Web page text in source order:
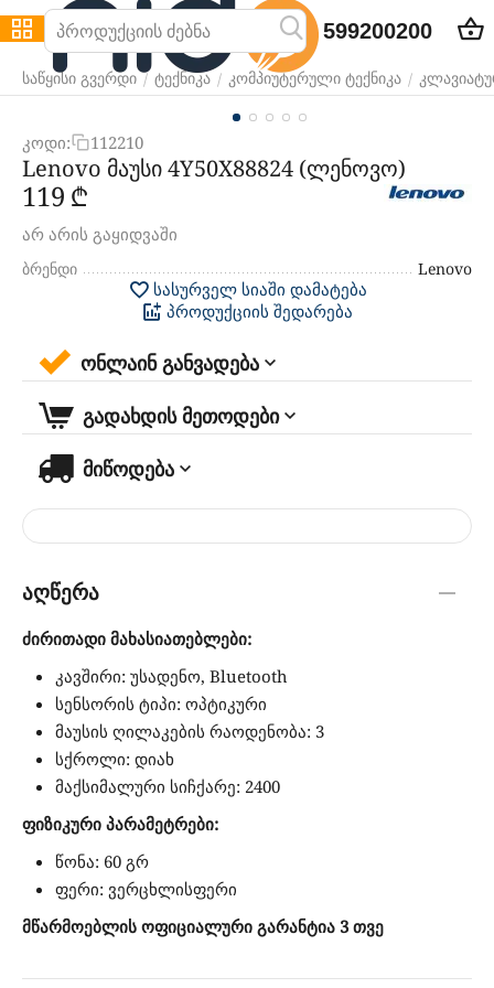
599200200
საწყისი გვერდი / ტექნიკა / კომპიუტერული ტექნიკა /
კოდი: 112210
Lenovo მაუსი 4Y50X88824 (ლენოვო)
‍119‍ ₾
არ არის გაყიდვაში
ბრენდი Lenovo
სასურველ სიაში დამატება
პროდუქციის შედარება
ონლაინ განვადება
გადახდის მეთოდები
მიწოდება
აღწერა
ძირითადი მახასიათებლები:
კავშირი: უსადენო, Bluetooth
სენსორის ტიპი: ოპტიკური
მაუსის ღილაკების რაოდენობა: 3
სქროლი: დიახ
მაქსიმალური სიჩქარე: 2400
ფიზიკური პარამეტრები:
წონა: 60 გრ
ფერი: ვერცხლისფერი
მწარმოებლის ოფიციალური გარანტია 3 თვე